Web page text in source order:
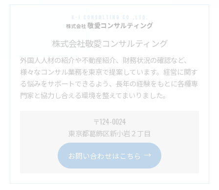
株式会社敬愛コンサルティング
外国人人材の紹介や不動産紹介、財務状況の確認など、
様々なコンサル業務を東京で提案しています。経営に関す
る悩みをサポートできるよう、長年の経験をもとに各種専
門家と協力し合える環境を整えてまいりました。
〒124-0024
東京都葛飾区新小岩２丁目
お問い合わせはこちら